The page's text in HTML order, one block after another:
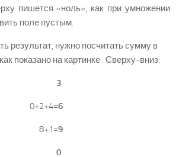
пишется «ноль», как при умножении
поле пустым.
результат, нужно посчитать сумму в
показано на картинке. Сверху-вниз:
3
0+2+4=6
8+1=9
0